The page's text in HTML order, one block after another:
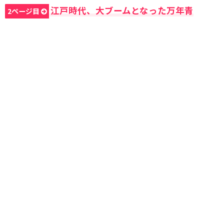
2ページ目 江戸時代、大ブームとなった万年青